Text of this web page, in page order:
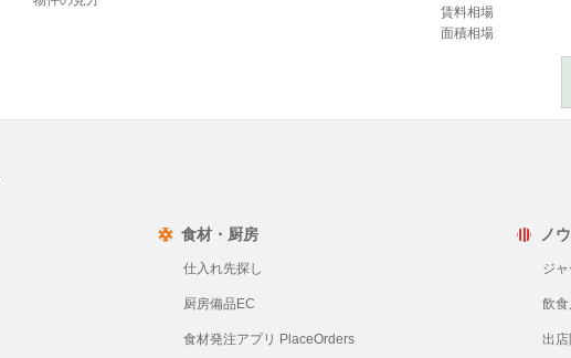
賃料相場
面積相場
食材・厨房
仕入れ先探し
厨房備品EC
食材発注アプリ PlaceOrders
ノ
ジ
飲
出